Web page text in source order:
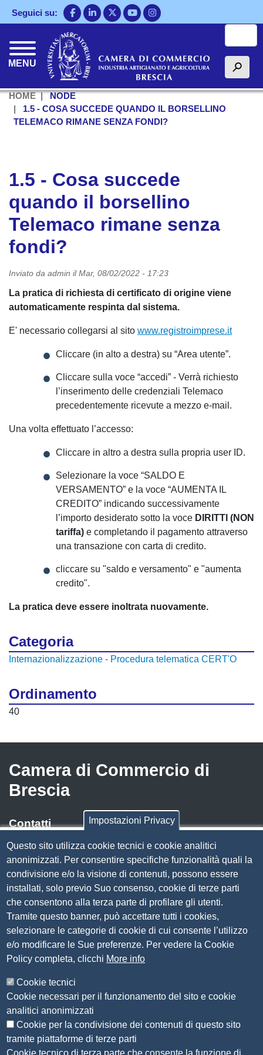
Salta
al
Seguici su:
MENU h
HOME
NODE
1.5 - COSA SUCCEDE QUANDO IL BORSELLINO
TELEMACO RIMANE SENZA FONDI?
1.5 - Cosa succede
quando il borsellino
Telemaco rimane senza
fondi?
Inviato da admin ilMar, 08/02/2022 - 17:23
La pratica di richiesta di certificato di origine viene
automaticamente respinta dal sistema.
E' necessario collegarsi al sito www.registroimprese.it
Cliccare (in alto a destra) su “Area utente”.
Cliccare sulla voce “accedi” - Verrà richiesto
l’inserimento delle credenziali Telemaco
precedentemente ricevute a mezzo e-mail.
Una volta effettuato l’accesso:
Cliccare in altro a destra sulla propria user ID.
Selezionare la voce “SALDO E
VERSAMENTO” e la voce “AUMENTA IL
CREDITO” indicando successivamente
l’importo desiderato sotto la voce DIRITTI (NON
tariffa) e completando il pagamento attraverso
una transazione con carta di credito.
cliccare su "saldo e versamento" e "aumenta
credito".
La pratica deve essere inoltrata nuovamente.
Categoria
Internazionalizzazione - Procedura telematica CERT'O
Ordinamento
40
Camera di Commercio di
Brescia
Contatti
Via Luigi Einaudi, 23, 25121 Brescia BS
Tel. 030 37251
PECcamera.brescia@bs.legalmail.camcom.it
P.IVA 00859790172
C.F. 80013870177
Contatti
Amministrazione Trasparente
Organizzazione
Bandi di concorso
Bandi di gara e contratti
Provvedimenti
Attività e procedimenti
Impostazioni Privacy
Questo sito utilizza cookie tecnici e cookie analitici
anonimizzati. Per consentire specifiche funzionalità quali la
condivisione e/o la visione di contenuti, possono essere
installati, solo previo Suo consenso, cookie di terze parti
che consentono alla terza parte di profilare gli utenti.
Tramite questo banner, può accettare tutti i cookies,
selezionare le categorie di cookie di cui consente l’utilizzo
e/o modificare le Sue preferenze. Per vedere la Cookie
Policy completa, clicchi More info
Cookie tecnici
Cookie necessari per il funzionamento del sito e cookie
analitici anonimizzati
Cookie per la condivisione dei contenuti di questo sito
tramite piattaforme di terze parti
Cookie tecnico di terza parte che consente la funzione di